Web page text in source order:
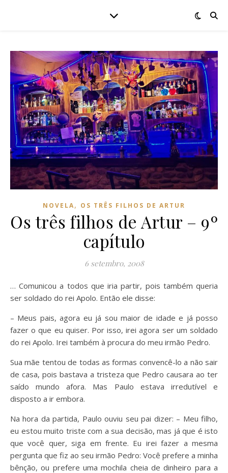
NOVELA, OS TRÊS FILHOS DE ARTUR
Os três filhos de Artur – 9º
capítulo
6 setembro, 2008
… Comunicou a todos que iria partir, pois também queria
ser soldado do rei Apolo. Então ele disse:
– Meus pais, agora eu já sou maior de idade e já posso
fazer o que eu quiser. Por isso, irei agora ser um soldado
do rei Apolo. Irei também à procura do meu irmão Pedro.
Sua mãe tentou de todas as formas convencê-lo a não sair
de casa, pois bastava a tristeza que Pedro causara ao ter
saído mundo afora. Mas Paulo estava irredutível e
disposto a ir embora.
Na hora da partida, Paulo ouviu seu pai dizer: – Meu filho,
eu estou muito triste com a sua decisão, mas já que é isto
que você quer, siga em frente. Eu irei fazer a mesma
pergunta que fiz ao seu irmão Pedro: Você prefere a minha
bênção, ou prefere uma mochila cheia de dinheiro para a